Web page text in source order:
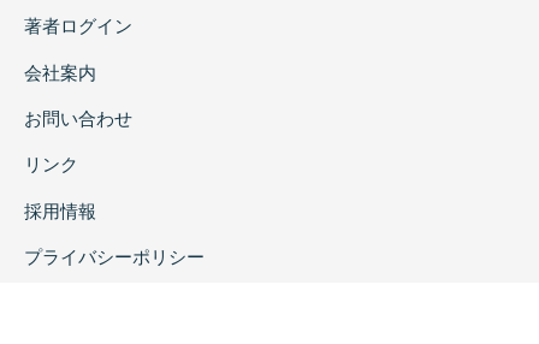
著者ログイン
会社案内
お問い合わせ
リンク
採用情報
プライバシーポリシー